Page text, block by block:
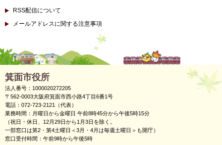
RSS配信について
メールアドレスに関する注意事項
箕面市役所
法人番号：1000020272205
〒562-0003大阪府箕面市西小路4丁目6番1号
電話：072-723-2121（代表）
業務時間：月曜日から金曜日 午前8時45分から午後5時15分
（祝日・休日、12月29日から1月3日を除く。
一部窓口は第2・第4土曜日＜3月・4月は毎週土曜日＞も開庁）
窓口受付時間：午前9時から午後5時